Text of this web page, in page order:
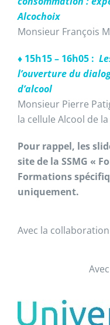
Alcochoix
Monsieur François
♦ 15h15 – 16h05 :
l’ouverture du
d’alcool
Monsieur Pierre
la cellule Alcool de la
Pour rappel, les
site de la SSMG «
Formations
uniquement.
Avec la